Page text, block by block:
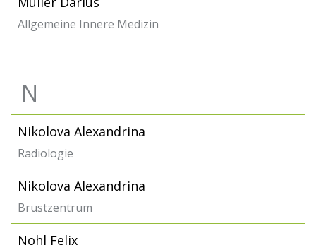
Allgemeine Innere Medizin
N
Nikolova Alexandrina
Radiologie
Nikolova Alexandrina
Brustzentrum
Nohl Felix